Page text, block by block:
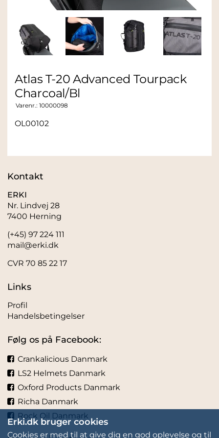
Atlas T-20 Advanced Tourpack
Charcoal/Bl
Varenr.: 10000098
OL00102
Kontakt
ERKI
Nr. Lindvej 28
7400 Herning
(+45) 97 224 111
mail@erki.dk
CVR 70 85 22 17
Links
Profil
Handelsbetingelser
Følg os på Facebook:
Crankalicious Danmark
LS2 Helmets Danmark
Oxford Products Danmark
Richa Danmark
Rock Oil Danmark
Erki.dk bruger cookies
Cookies er med til at give dig en god oplevelse og til